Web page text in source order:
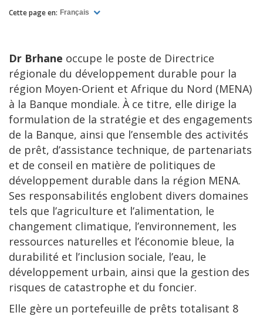
Cette page en: Français
Dr Brhane occupe le poste de Directrice
régionale du développement durable pour la
région Moyen-Orient et Afrique du Nord (MENA)
à la Banque mondiale. À ce titre, elle dirige la
formulation de la stratégie et des engagements
de la Banque, ainsi que l’ensemble des activités
de prêt, d’assistance technique, de partenariats
et de conseil en matière de politiques de
développement durable dans la région MENA.
Ses responsabilités englobent divers domaines
tels que l’agriculture et l’alimentation, le
changement climatique, l’environnement, les
ressources naturelles et l’économie bleue, la
durabilité et l’inclusion sociale, l’eau, le
développement urbain, ainsi que la gestion des
risques de catastrophe et du foncier.
Elle gère un portefeuille de prêts totalisant 8